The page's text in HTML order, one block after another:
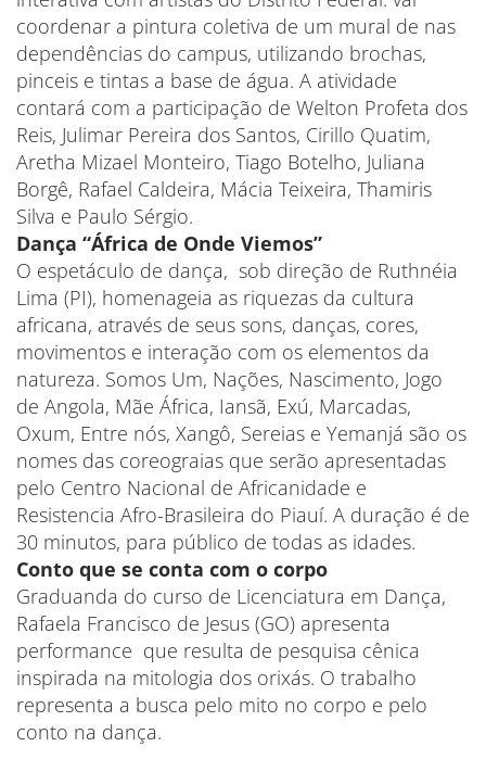
coordenar a pintura coletiva de um mural de nas
dependências do campus, utilizando brochas,
pinceis e tintas a base de água. A atividade
contará com a participação de Welton Profeta dos
Reis, Julimar Pereira dos Santos, Cirillo Quatim,
Aretha Mizael Monteiro, Tiago Botelho, Juliana
Borgê, Rafael Caldeira, Mácia Teixeira, Thamiris
Silva e Paulo Sérgio.
​Dança “África de Onde Viemos”
O espetáculo de dança, sob direção de Ruthnéia
Lima (PI), homenageia as riquezas da cultura
africana, através de seus sons, danças, cores,
movimentos e interação com os elementos da
natureza. Somos Um, Nações, Nascimento, Jogo
de Angola, Mãe África, Iansã, Exú, Marcadas,
Oxum, Entre nós, Xangô, Sereias e Yemanjá são os
nomes das coreograias que serão apresentadas
pelo Centro Nacional de Africanidade e
Resistencia Afro-Brasileira do Piauí. A duração é de
30 minutos, para público de todas as idades.
Conto que se conta com o corpo
Graduanda do curso de Licenciatura em Dança,
Rafaela Francisco de Jesus (GO) apresenta
performance que resulta de pesquisa cênica
inspirada na mitologia dos orixás. O trabalho
representa a busca pelo mito no corpo e pelo
conto na dança.